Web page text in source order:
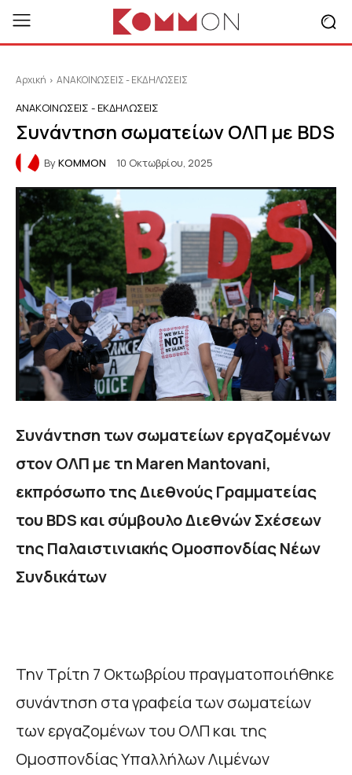
Αρχική ΑΝΑΚΟΙΝΩΣΕΙΣ - ΕΚΔΗΛΩΣΕΙΣ
ΑΝΑΚΟΙΝΩΣΕΙΣ - ΕΚΔΗΛΩΣΕΙΣ
Συνάντηση σωματείων ΟΛΠ με BDS
ByKOMMON 10 Οκτωβρίου, 2025
Συνάντηση των σωματείων εργαζομένων
στον ΟΛΠ με τη Maren Mantovani,
εκπρόσωπο της Διεθνούς Γραμματείας
του BDS και σύμβουλο Διεθνών Σχέσεων
της Παλαιστινιακής Ομοσπονδίας Νέων
Συνδικάτων
Την Τρίτη 7 Οκτωβρίου πραγματοποιήθηκε
συνάντηση στα γραφεία των σωματείων
των εργαζομένων του ΟΛΠ και της
Ομοσπονδίας Υπαλλήλων Λιμένων